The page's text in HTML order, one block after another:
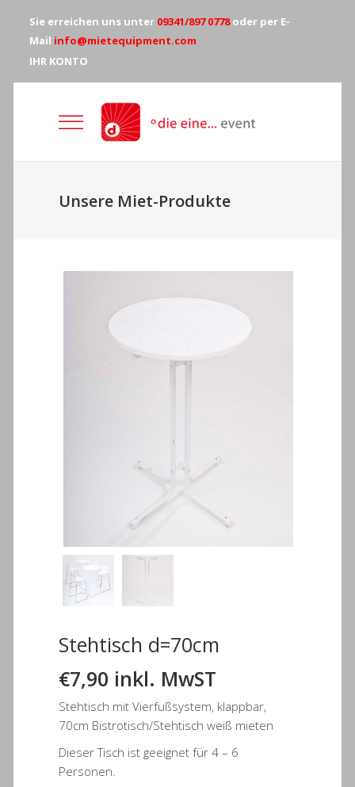
Sie erreichen uns unter 09341/897 0778oder per E-
Mail info@mietequipment.com
IHR KONTO
Unsere Miet-Produkte
Stehtisch d=70cm
€7,90 inkl. MwST
Stehtisch mit Vierfußsystem, klappbar,
70cm Bistrotisch/Stehtisch weiß mieten
Dieser Tisch ist geeignet für 4 – 6
Personen.